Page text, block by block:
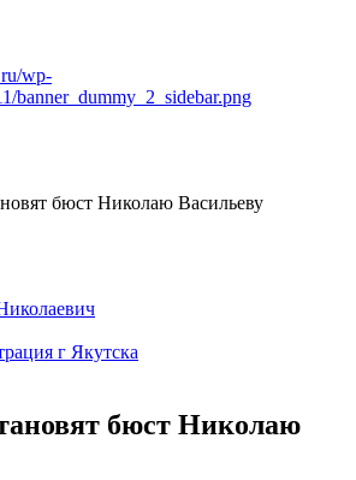
бюст Николаю Васильеву
г Якутска
бюст Николаю